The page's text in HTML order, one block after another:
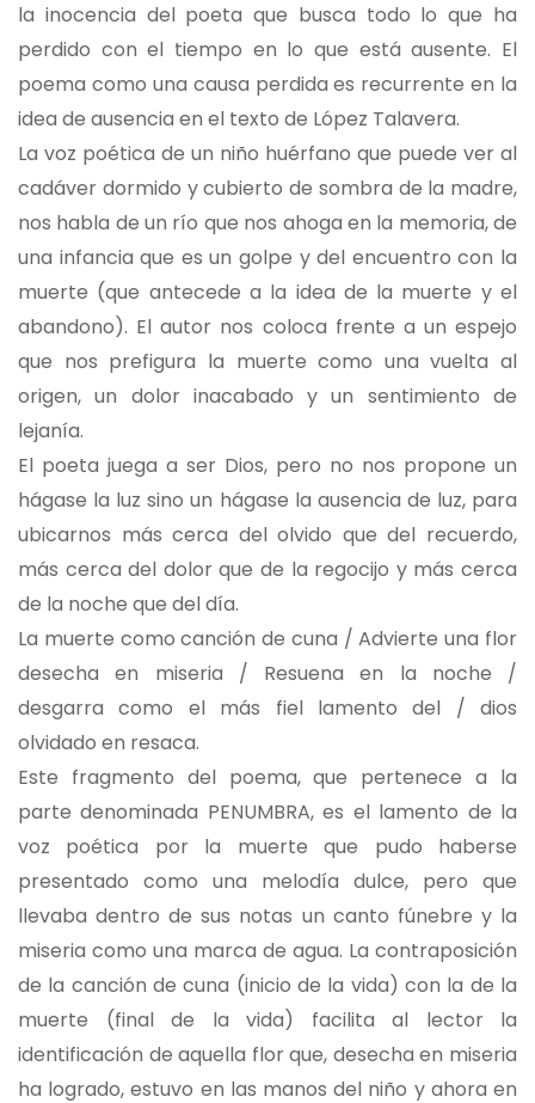
la inocencia del poeta que busca todo lo que ha
perdido con el tiempo en lo que está ausente. El
poema como una causa perdida es recurrente en la
idea de ausencia en el texto de López Talavera.
La voz poética de un niño huérfano que puede ver al
cadáver dormido y cubierto de sombra de la madre,
nos habla de un río que nos ahoga en la memoria, de
una infancia que es un golpe y del encuentro con la
muerte (que antecede a la idea de la muerte y el
abandono). El autor nos coloca frente a un espejo
que nos prefigura la muerte como una vuelta al
origen, un dolor inacabado y un sentimiento de
lejanía.
El poeta juega a ser Dios, pero no nos propone un
hágase la luz sino un hágase la ausencia de luz, para
ubicarnos más cerca del olvido que del recuerdo,
más cerca del dolor que de la regocijo y más cerca
de la noche que del día.
La muerte como canción de cuna / Advierte una flor
desecha en miseria / Resuena en la noche /
desgarra como el más fiel lamento del / dios
olvidado en resaca.
Este fragmento del poema, que pertenece a la
parte denominada PENUMBRA, es el lamento de la
voz poética por la muerte que pudo haberse
presentado como una melodía dulce, pero que
llevaba dentro de sus notas un canto fúnebre y la
miseria como una marca de agua. La contraposición
de la canción de cuna (inicio de la vida) con la de la
muerte (final de la vida) facilita al lector la
identificación de aquella flor que, desecha en miseria
ha logrado, estuvo en las manos del niño y ahora en